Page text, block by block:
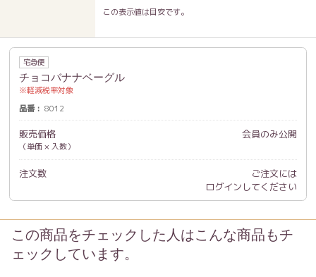
この表示値は目安です。
宅急便
チョコバナナベーグル
軽減税率対象
品番
8012
販売価格
（単価 × 入数）
会員のみ公開
注文数
ご注文には
ログイン してください
この商品をチェックした人はこんな商品もチ
ェックしています。